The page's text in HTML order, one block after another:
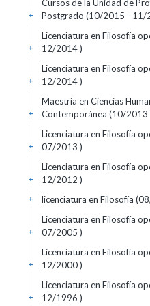
Cursos de la Unidad de
Postgrado (10/2015 - 11/
+
Licenciatura en Filosofía
12/2014 )
+
Licenciatura en Filosofía
12/2014 )
+
Maestría en Ciencias
Contemporánea (10/
+
Licenciatura en Filosofía
07/2013 )
+
Licenciatura en Filosofía
12/2012 )
+
licenciatura en Filosofía
+
Licenciatura en Filosofía
07/2005 )
+
Licenciatura en Filosofía
12/2000 )
+
Licenciatura en Filosofía
12/1996 )
+